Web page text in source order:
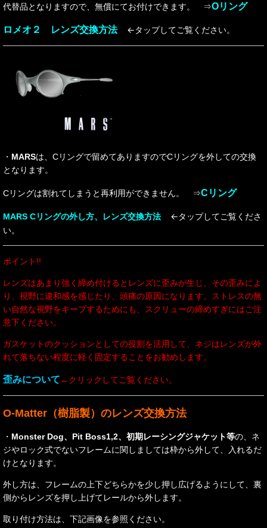
代替品となりますので、無償にてお付けできます。 ⇒Oリング
ロメオ２ レンズ交換方法 ←タップしてご覧ください。
・ MARSは、Cリングで留めてありますのでCリングを外しての交換
となります。
Cリングは割れてしまうと再利用ができません。 ⇒Cリング
MARS Cリングの外し方、レンズ交換方法
←タップしてご覧くださ
い。
ポイント!!
レンズはあまり強く締め付けるとレンズに歪みが生じ、その歪みによ
り、視野に違和感を感じたり、頭痛の原因になります。
ストレスの無
い自然な視野をキープするためにも、スクリューの締めすぎにはご注
意下ください。
ガスケットのクッションとしての役割を活用して、ネジはレンズが外
れて落ちない程度に軽く固定することをお勧めします。
歪みについて ←クリックしてご覧ください。
O-Matter（樹脂製）のレンズ交換方法
・ Monster Dog、Pit Boss1,2、初期レーシングジャケット等の、ネ
ジやロック式でないフレームに関しましては枠から外して、入れるだ
けとなります。
外し方は、フレームの上下どちらかを少し押し広げるようにして、裏
側からレンズを押し上げてレールから外します。
取り付け方法は、下記画像を参照ください。